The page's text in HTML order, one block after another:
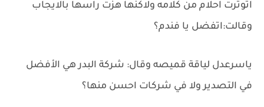
اتوترت احلام من كلامه ولاكنها هزت راسها بالايجاب
وقالت:اتفضل يا فندم؟
ياسرعدل لياقة قميصه وقال: شركة البدر هي الأفضل
في التصدير ولا في شركات احسن منها؟